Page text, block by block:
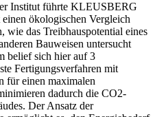
Institut führte KLEUSBERG
ökologischen Vergleich
das Treibhauspotential eines
Bauweisen untersucht
belief sich hier auf 3
Fertigungsverfahren mit
für einen maximalen
dadurch die CO2-
Der Ansatz der